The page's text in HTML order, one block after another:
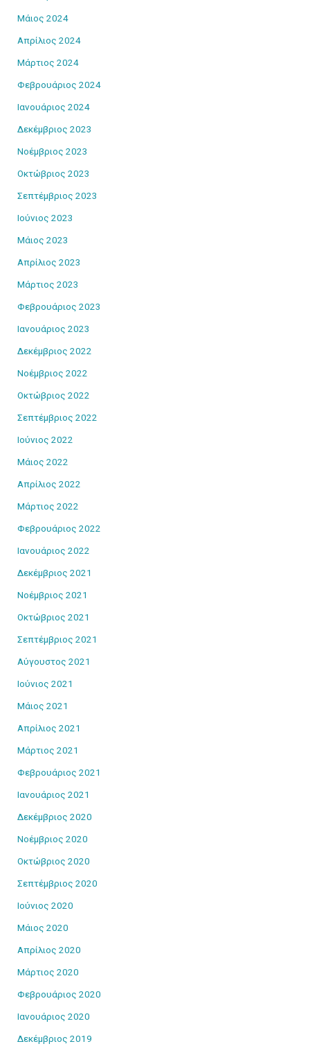
Μάιος 2024
Απρίλιος 2024
Μάρτιος 2024
Φεβρουάριος 2024
Ιανουάριος 2024
Δεκέμβριος 2023
Νοέμβριος 2023
Οκτώβριος 2023
Σεπτέμβριος 2023
Ιούνιος 2023
Μάιος 2023
Απρίλιος 2023
Μάρτιος 2023
Φεβρουάριος 2023
Ιανουάριος 2023
Δεκέμβριος 2022
Νοέμβριος 2022
Οκτώβριος 2022
Σεπτέμβριος 2022
Ιούνιος 2022
Μάιος 2022
Απρίλιος 2022
Μάρτιος 2022
Φεβρουάριος 2022
Ιανουάριος 2022
Δεκέμβριος 2021
Νοέμβριος 2021
Οκτώβριος 2021
Σεπτέμβριος 2021
Αύγουστος 2021
Ιούνιος 2021
Μάιος 2021
Απρίλιος 2021
Μάρτιος 2021
Φεβρουάριος 2021
Ιανουάριος 2021
Δεκέμβριος 2020
Νοέμβριος 2020
Οκτώβριος 2020
Σεπτέμβριος 2020
Ιούνιος 2020
Μάιος 2020
Απρίλιος 2020
Μάρτιος 2020
Φεβρουάριος 2020
Ιανουάριος 2020
Δεκέμβριος 2019